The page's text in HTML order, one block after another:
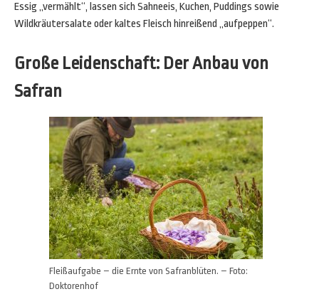
Essig „vermählt“, lassen sich Sahneeis, Kuchen, Puddings sowie
Wildkräutersalate oder kaltes Fleisch hinreißend „aufpeppen“.
Große Leidenschaft: Der Anbau von
Safran
Fleißaufgabe – die Ernte von Safranblüten. – Foto:
Doktorenhof